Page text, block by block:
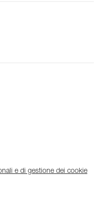
e di gestione dei cookie